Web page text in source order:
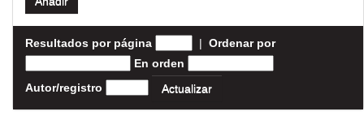
Resultados por página | Ordenar por
En orden
Autor/registro